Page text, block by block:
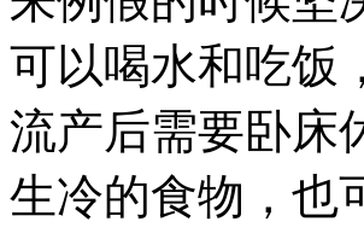
可以喝水和吃饭
流产后需要卧床
生冷的食物，也